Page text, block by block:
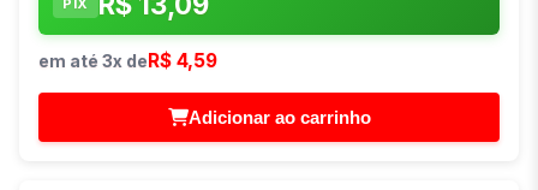
em até 3x deR$ 4,59
Adicionar ao carrinho